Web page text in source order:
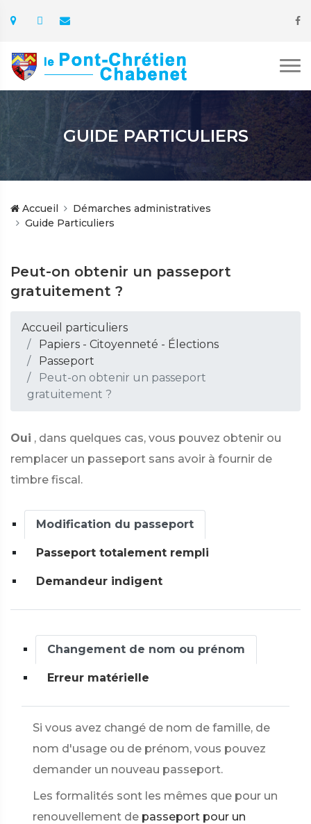
GUIDE PARTICULIERS
Accueil
Démarches administratives
Guide Particuliers
Peut-on obtenir un passeport
gratuitement ?
Accueil particuliers
Papiers - Citoyenneté - Élections
Passeport
Peut-on obtenir un passeport
gratuitement ?
Oui , dans quelques cas, vous pouvez obtenir ou
remplacer un passeport sans avoir à fournir de
timbre fiscal.
Modification du passeport
Passeport totalement rempli
Demandeur indigent
Changement de nom ou prénom
Erreur matérielle
Si vous avez changé de nom de famille, de
nom d'usage ou de prénom, vous pouvez
demander un nouveau passeport.
Les formalités sont les mêmes que pour un
renouvellement de passeport pour un